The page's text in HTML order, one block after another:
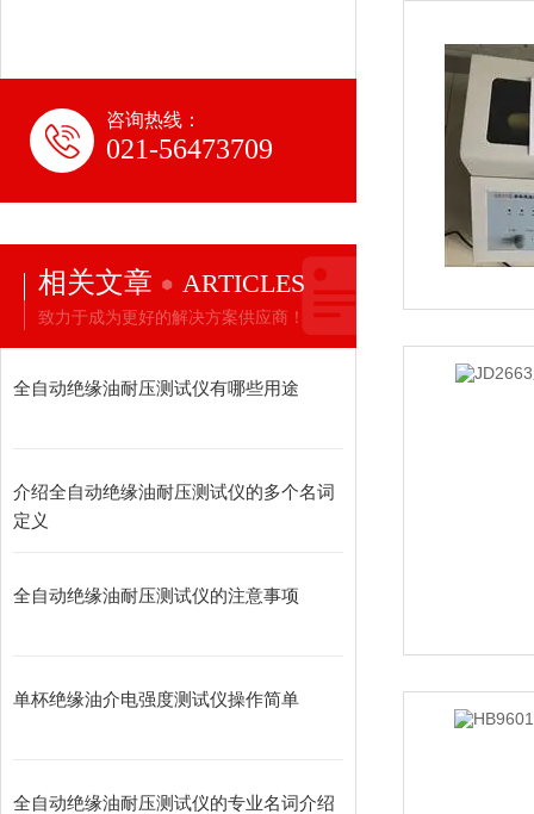
咨询热线：
021-56473709
相关文章 ARTICLES
致力于成为更好的解决方案供应商！
全自动绝缘油耐压测试仪有哪些用途
介绍全自动绝缘油耐压测试仪的多个名词
定义
全自动绝缘油耐压测试仪的注意事项
单杯绝缘油介电强度测试仪操作简单
全自动绝缘油耐压测试仪的专业名词介绍